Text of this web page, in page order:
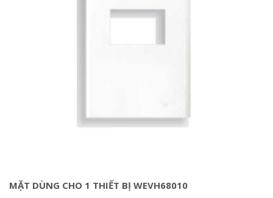
MẶT DÙNG CHO 1 THIẾT BỊ WEVH68010